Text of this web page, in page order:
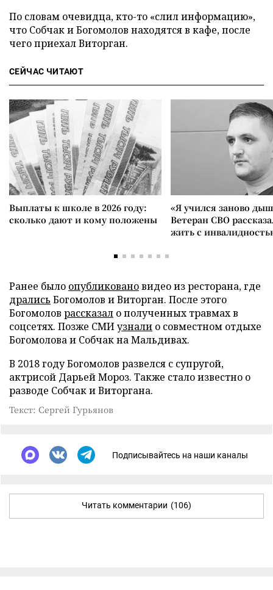
По словам очевидца, кто-то «слил информацию»,
что Собчак и Богомолов находятся в кафе, после
чего приехал Виторган.
СЕЙЧАС ЧИТАЮТ
Выплаты к школе в 2026 году:
сколько дают и кому положены
«Я учился заново
Ветеран СВО
жить с
Ранее было опубликовановидео из ресторана, где
дрались Богомолов и Виторган. После этого
Богомолов рассказал о полученных травмах в
соцсетях. Позже СМИузнали о совместном отдыхе
Богомолова и Собчак на Мальдивах.
В 2018 году Богомолов развелся с супругой,
актрисой Дарьей Мороз. Также стало известно о
разводе Собчак и Виторгана.
Текст: Сергей Гурьянов
Подписывайтесь на наши каналы
Читать комментарии (106)